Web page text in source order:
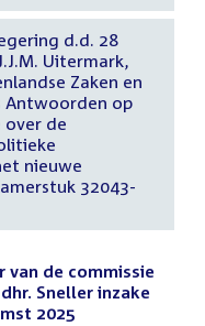
d.d. 28
Uitermark,
Zaken en
Antwoorden op
over de
nieuwe
32043-
de commissie
Sneller inzake
2025